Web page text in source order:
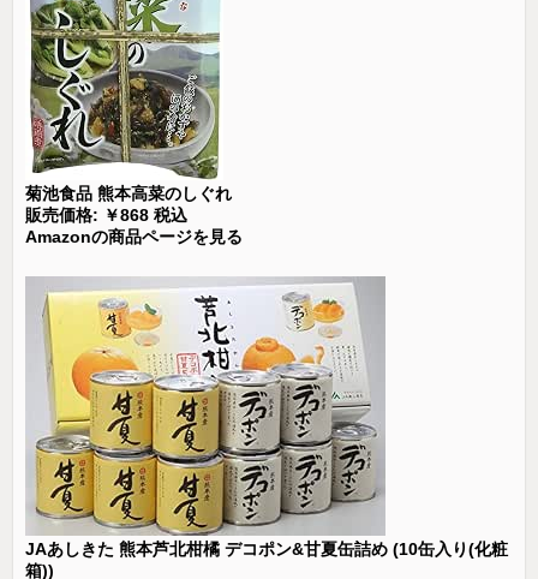
菊池食品 熊本高菜のしぐれ
販売価格: ￥868 税込
Amazonの商品ページを見る
JAあしきた 熊本芦北柑橘 デコポン&甘夏缶詰め (10缶入り(化粧
箱))